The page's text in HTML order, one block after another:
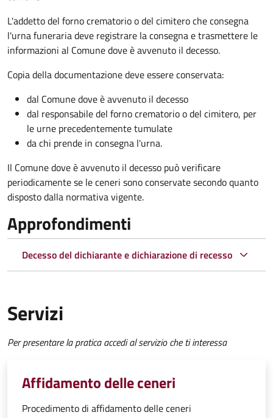
L'addetto del forno crematorio o del cimitero che consegna
l'urna funeraria deve registrare la consegna e trasmettere le
informazioni al Comune dove è avvenuto il decesso.
Copia della documentazione deve essere conservata:
dal Comune dove è avvenuto il decesso
dal responsabile del forno crematorio o del cimitero, per
le urne precedentemente tumulate
da chi prende in consegna l'urna.
Il Comune dove è avvenuto il decesso può verificare
periodicamente se le ceneri sono conservate secondo quanto
disposto dalla normativa vigente.
Approfondimenti
Decesso del dichiarante e dichiarazione di recesso
Servizi
Per presentare la pratica accedi al servizio che ti interessa
Affidamento delle ceneri
Procedimento di affidamento delle ceneri